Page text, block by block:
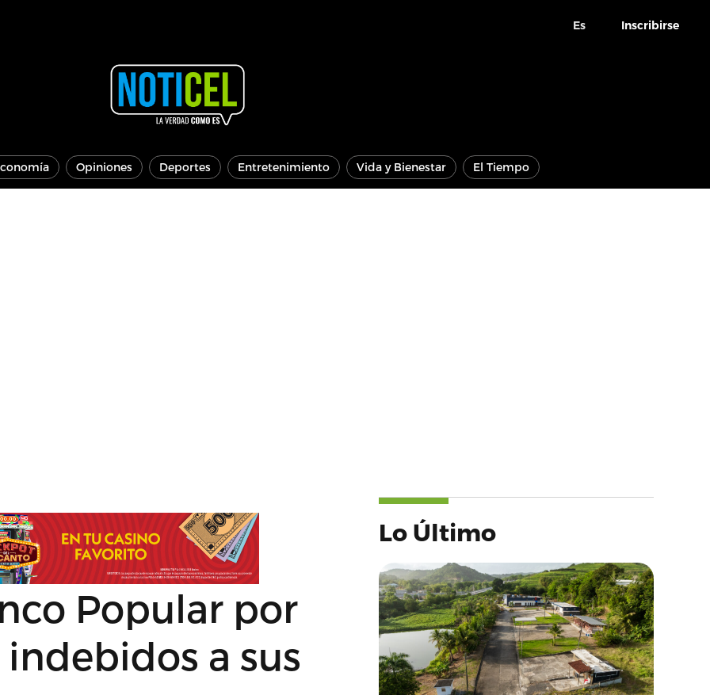
Es Inscribirse
Opiniones Deportes Entretenimiento Vida y Bienestar El Tiempo
Popular por
a sus
Lo Último